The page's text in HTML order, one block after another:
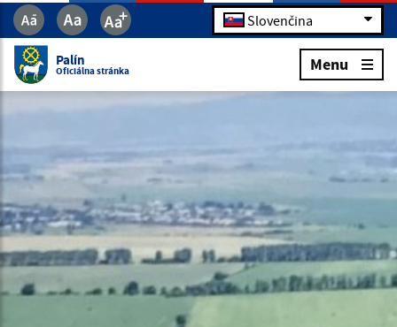
Slovenčina
Palín
Oficiálna stránka Menu